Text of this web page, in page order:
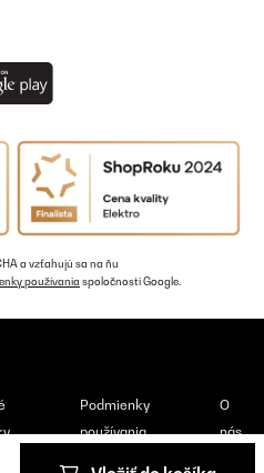
a vzťahujú sa na ňu
používania spoločnosti Google.
Podmienky
používania
O
nás